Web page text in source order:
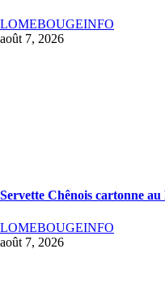
LOMEBOUGEINFO
août 7, 2026
Servette Chênois cartonne au
LOMEBOUGEINFO
août 7, 2026